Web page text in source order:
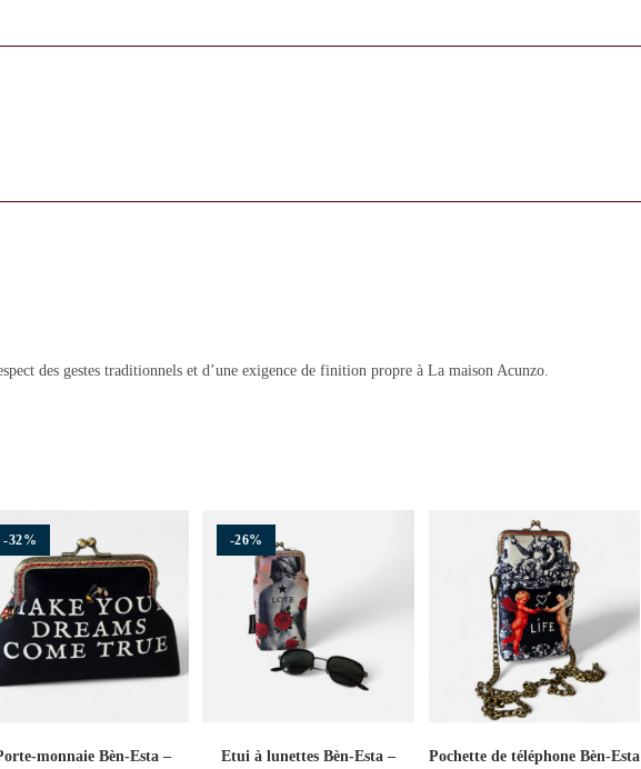
des gestes traditionnels et d’une exigence de finition propre à La maison Acunzo.
-32%
monnaie Bèn-Esta –
-26%
Etui à lunettes Bèn-Esta –
Pochette de téléphone Bèn-Esta